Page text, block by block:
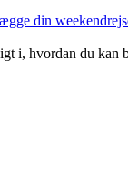
din
i, hvordan du